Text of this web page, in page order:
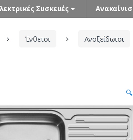
Συσκευές
Ένθετοι Ανοξείδωτοι
🔍